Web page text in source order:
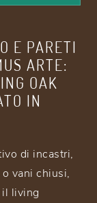
E PARETI
ARTE:
OAK
IN
di incastri,
vani chiusi,
il living